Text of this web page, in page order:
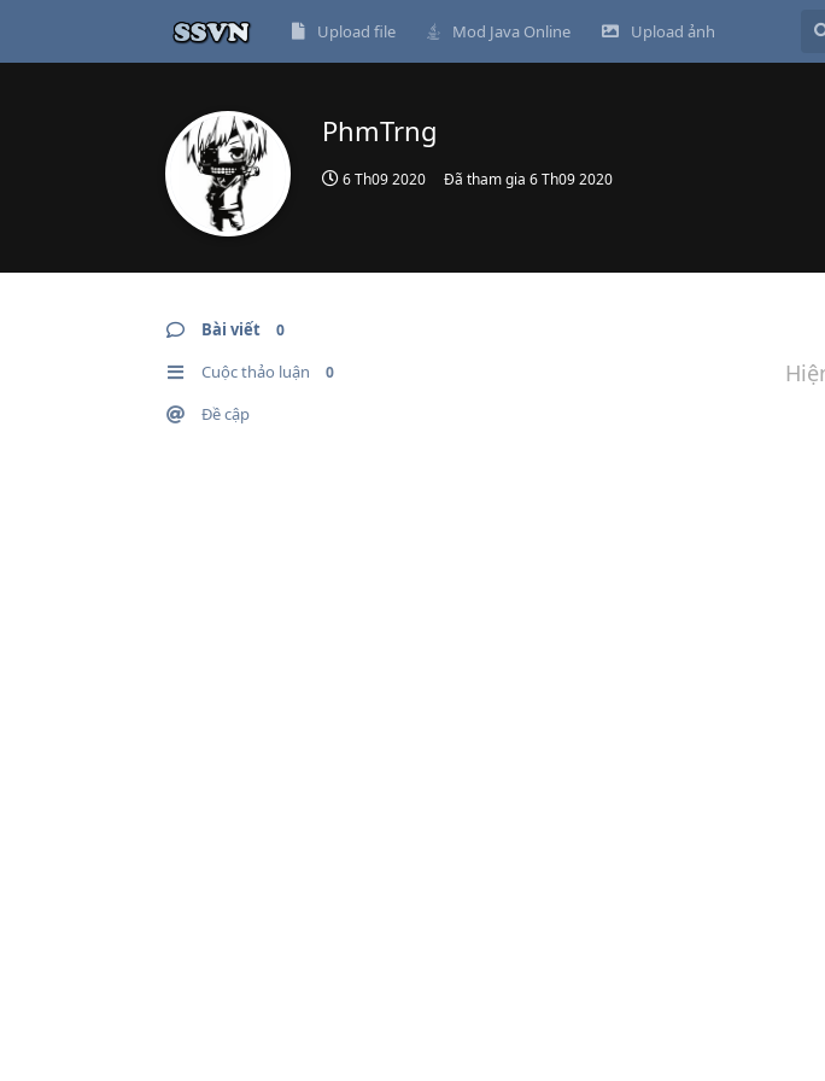
Upload file Mod Java Online Upload ảnh
PhmTrng
6 Th09 2020 Đã tham gia 6 Th09 2020
Bài viết 0
Cuộc thảo luận 0
Đề cập